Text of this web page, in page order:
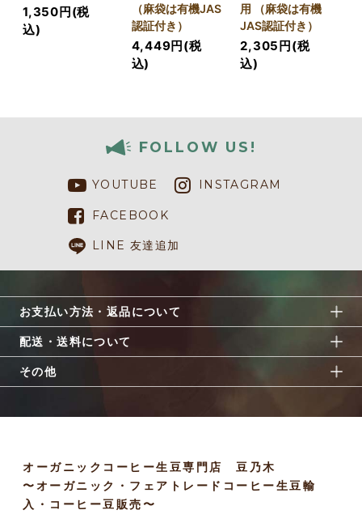
1,350円(税
込)
（麻袋は有機JAS
認証付き）
4,449円(税
込)
用 （麻袋は有機
JAS認証付き）
2,305円(税
込)
FOLLOW US!
YOUTUBE INSTAGRAM
FACEBOOK
LINE 友達追加
お支払い方法・返品について
配送・送料について
その他
オーガニックコーヒー生豆専門店 豆乃木
〜オーガニック・フェアトレードコーヒー生豆輸
入・コーヒー豆販売〜